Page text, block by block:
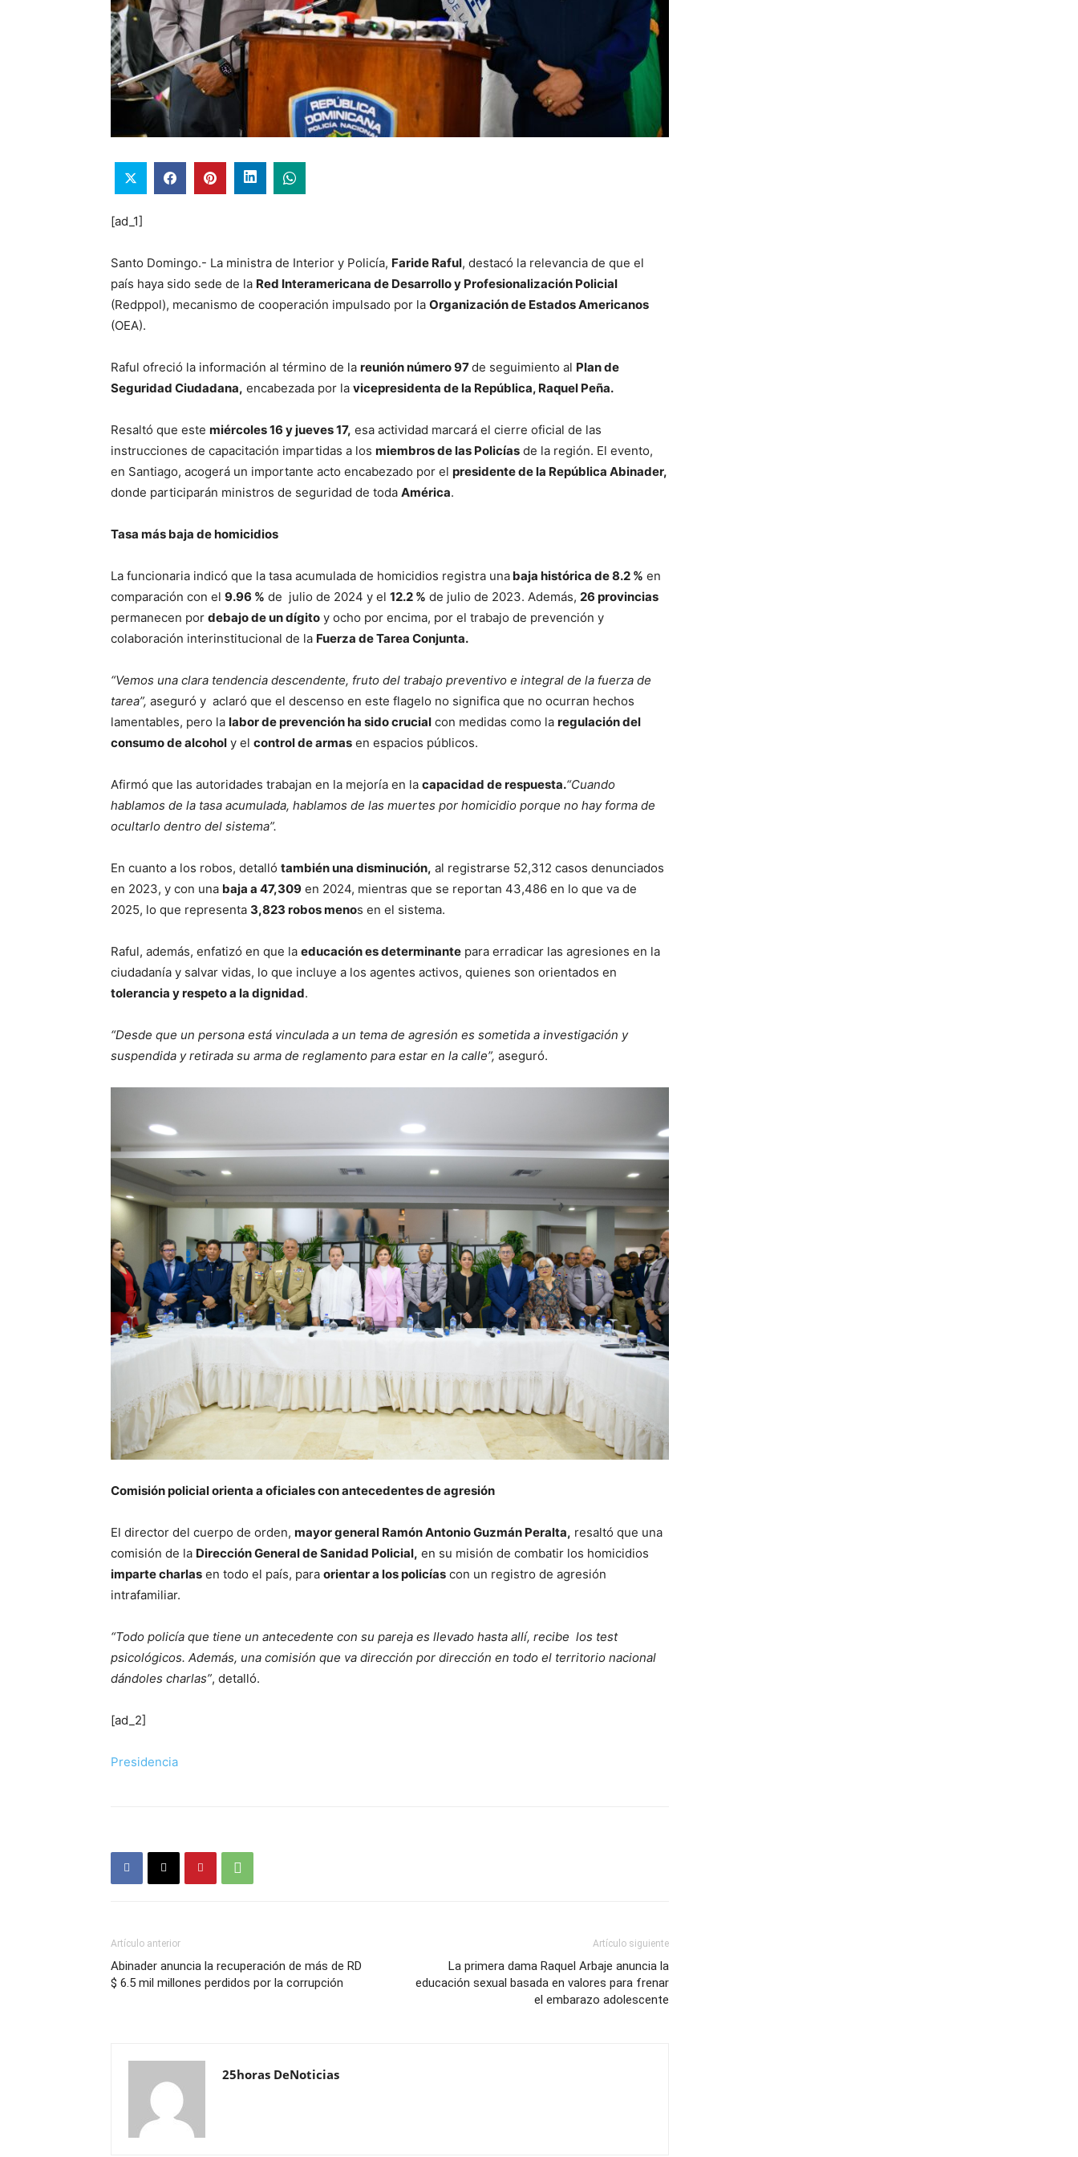
[ad_1]
Santo Domingo.- La ministra de Interior y Policía, Faride Raful, destacó la relevancia de que el
país haya sido sede de la Red Interamericana de Desarrollo y Profesionalización Policial
(Redppol), mecanismo de cooperación impulsado por la Organización de Estados Americanos
(OEA).
Raful ofreció la información al término de la reunión número 97de seguimiento al Plan de
Seguridad Ciudadana, encabezada por la vicepresidenta de la República, Raquel Peña.
Resaltó que este miércoles 16 y jueves 17, esa actividad marcará el cierre oficial de las
instrucciones de capacitación impartidas a los miembros de las Policías de la región. El evento,
en Santiago, acogerá un importante acto encabezado por el presidente de la República Abinader,
donde participarán ministros de seguridad de toda América.
Tasa más baja de homicidios
La funcionaria indicó que la tasa acumulada de homicidios registra una baja histórica de 8.2 % en
comparación con el 9.96 % de julio de 2024 y el 12.2 % de julio de 2023. Además, 26 provincias
permanecen por debajo de un dígito y ocho por encima, por el trabajo de prevención y
colaboración interinstitucional de la Fuerza de Tarea Conjunta.
“Vemos una clara tendencia descendente, fruto del trabajo preventivo e integral de la fuerza de
tarea”, aseguró y aclaró que el descenso en este flagelo no significa que no ocurran hechos
lamentables, pero la labor de prevención ha sido crucial con medidas como la regulación del
consumo de alcohol y el control de armas en espacios públicos.
Afirmó que las autoridades trabajan en la mejoría en la capacidad de respuesta.“Cuando
hablamos de la tasa acumulada, hablamos de las muertes por homicidio porque no hay forma de
ocultarlo dentro del sistema”.
En cuanto a los robos, detalló también una disminución, al registrarse 52,312 casos denunciados
en 2023, y con una baja a 47,309 en 2024, mientras que se reportan 43,486 en lo que va de
2025, lo que representa 3,823 robos menos en el sistema.
Raful, además, enfatizó en que la educación es determinante para erradicar las agresiones en la
ciudadanía y salvar vidas, lo que incluye a los agentes activos, quienes son orientados en
tolerancia y respeto a la dignidad.
“Desde que un persona está vinculada a un tema de agresión es sometida a investigación y
suspendida y retirada su arma de reglamento para estar en la calle”, aseguró.
Comisión policial orienta a oficiales con antecedentes de agresión
El director del cuerpo de orden, mayor general Ramón Antonio Guzmán Peralta, resaltó que una
comisión de la Dirección General de Sanidad Policial, en su misión de combatir los homicidios
imparte charlas en todo el país, para orientar a los policías con un registro de agresión
intrafamiliar.
“Todo policía que tiene un antecedente con su pareja es llevado hasta allí, recibe los test
psicológicos. Además, una comisión que va dirección por dirección en todo el territorio nacional
dándoles charlas”, detalló.
[ad_2]
Presidencia
Artículo anterior
Abinader anuncia la recuperación de más de RD
$ 6.5 mil millones perdidos por la corrupción
Artículo siguiente
La primera dama Raquel Arbaje anuncia la
educación sexual basada en valores para frenar
el embarazo adolescente
25horas DeNoticias